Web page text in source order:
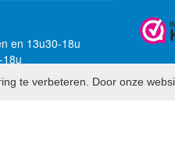
en 13u30-18u
te verbeteren. Door onze